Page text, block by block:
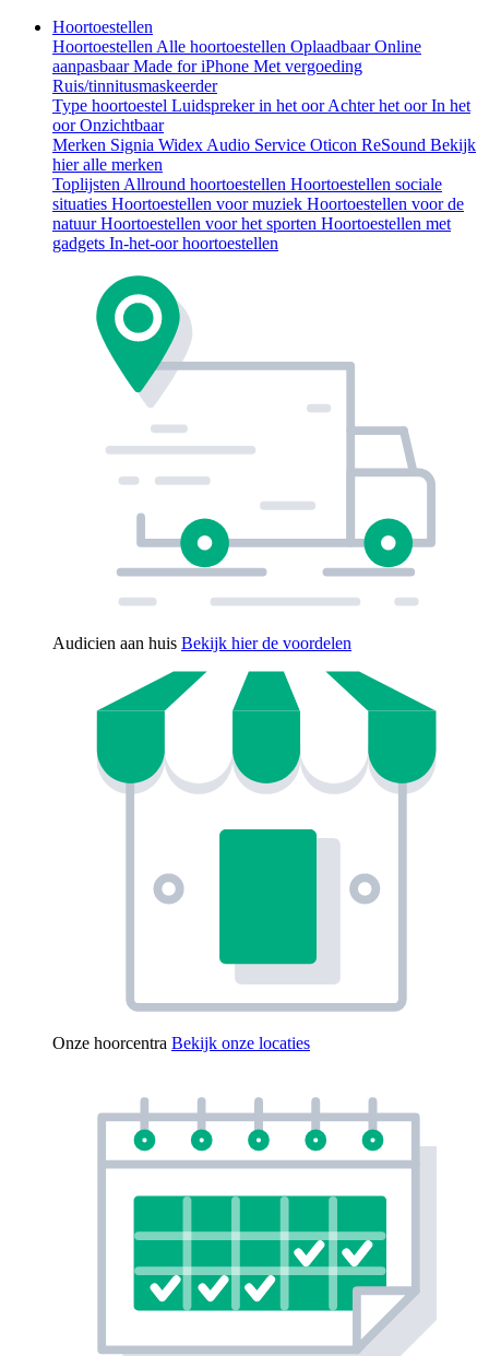
Hoortoestellen
Hoortoestellen Alle hoortoestellen OplaadbaarOnline
aanpasbaarMade for iPhone Met vergoeding
Ruis/tinnitusmaskeerder
Type hoortoestel Luidspreker in het oorAchter het oorIn het
oorOnzichtbaar
Merken Signia Widex Audio Service Oticon ReSound Bekijk
hier alle merken
Toplijsten Allround hoortoestellen Hoortoestellen sociale
situaties Hoortoestellen voor muziek Hoortoestellen voor de
natuurHoortoestellen voor het sporten Hoortoestellen met
gadgets In-het-oor hoortoestellen
Audicien aan huis Bekijk hier de voordelen
Onze hoorcentra Bekijk onze locaties